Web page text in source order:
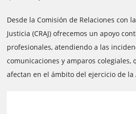
Desde la Comisión de Relaciones con
Justicia (CRAJ) ofrecemos un apoyo
profesionales, atendiendo a las
comunicaciones y amparos colegiales,
afectan en el ámbito del ejercicio de la